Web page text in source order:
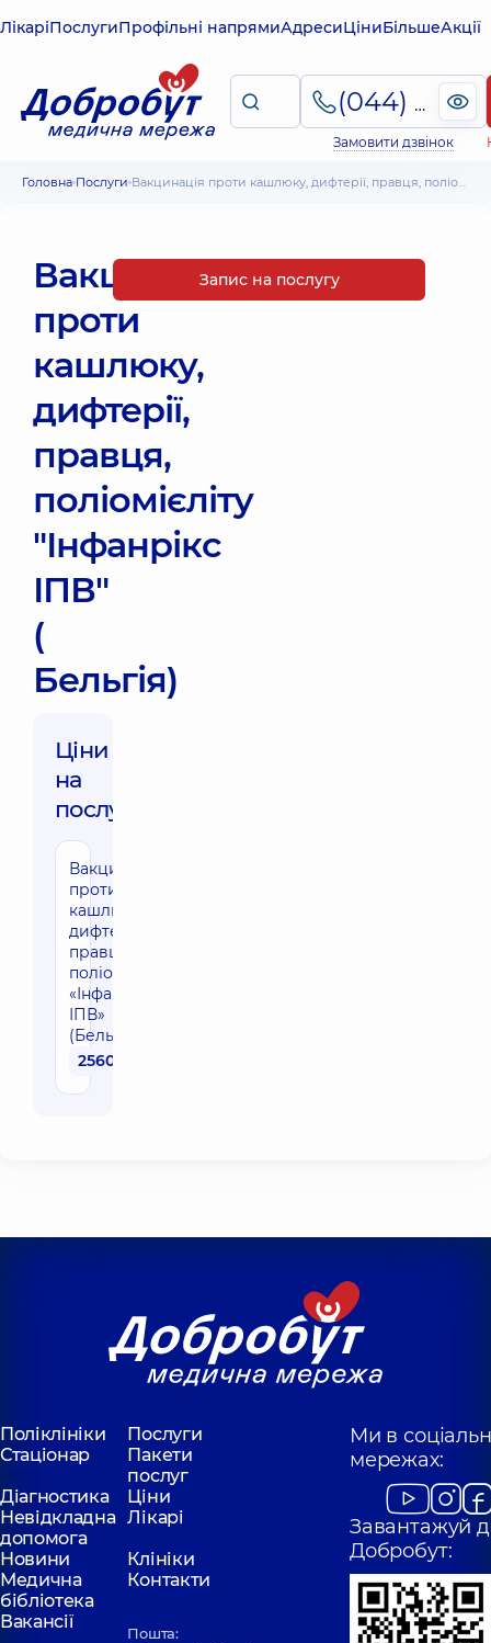
ЛікаріПослугиПрофільні напрямиАдресиЦіниБільшеАкції
(044) 495-2-888
Замовити дзвінок
Головна Послуги Вакцинація проти кашлюку, дифтерії, правця, поліомієліту "Інфанрікс ІПВ"( Бельгія)
Вакцинація
проти
кашлюку,
дифтерії,
правця,
поліомієліту
"Інфанрікс
ІПВ"
(
Бельгія)
Ціни
на
послуги:
Вакцинація
проти
кашлюку,
дифтерії,
правця,
поліомієліту
«Інфанрікс
ІПВ»
(Бельгія)
2560 грн
Запис на послугу
Поліклініки
Послуги
Стаціонар
Пакети
послуг
Діагностика
Ціни
Невідкладна
допомога
Лікарі
Новини
Клініки
Медична
бібліотека
Контакти
Вакансії
Пошта:
Ми в
мережах:
Завантажуй
Добробут: